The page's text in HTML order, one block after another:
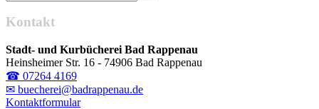
Kontakt
Stadt- und Kurbücherei Bad Rappenau
Heinsheimer Str. 16 - 74906 Bad Rappenau
☎ 07264 4169
✉ buecherei@badrappenau.de
Kontaktformular